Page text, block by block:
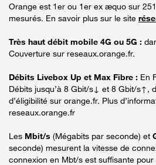
Orange est 1er ou 1er ex æquo sur
mesurés. En savoir plus sur le site
Très haut débit mobile 4G ou 5G :
Couverture sur reseaux.orange.fr.
Débits Livebox Up et Max Fibre : En
Débits jusqu’à 8 Gbit/s↓ et 8 Gbit/s↑,
d’éligibilité sur orange.fr. Plus
reseaux.orange.fr
Les Mbit/s (Mégabits par seconde) et
seconde) mesurent la vitesse de
connexion en Mbt/s est suffisante